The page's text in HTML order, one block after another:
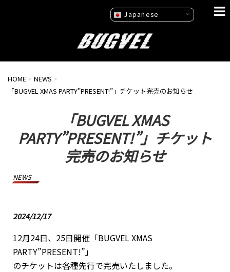
HOME > NEWS >
「BUGVEL XMAS PARTY”PRESENT!”」チケット完売のお知らせ
「BUGVEL XMAS
PARTY”PRESENT!”」チケット
完売のお知らせ
NEWS
2024/12/17
12月24日、25日開催「BUGVEL XMAS
PARTY”PRESENT!”」
のチケットは各種先行で完売いたしました。
Japanese